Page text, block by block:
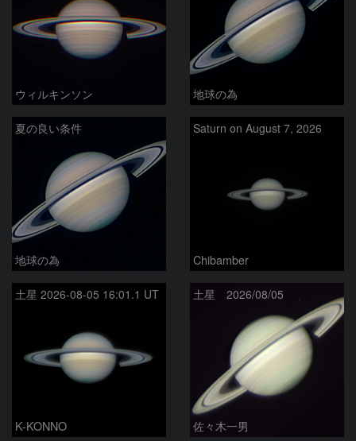
ウィルキンソン 地球の為
夏の良い条件
地球の為
Saturn on August 7, 2026
Chibamber
土星 2026-08-05 16:01.1 UT
K-KONNO
土星 2026/08/05
佐々木一男